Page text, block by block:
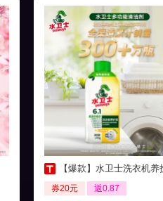
【爆款】水卫士洗衣机养护液
券20元 返0.87